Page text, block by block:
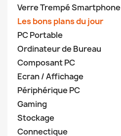
Verre Trempé Smartphone
Les bons plans du jour
PC Portable
Ordinateur de Bureau
Composant PC
Ecran / Affichage
Périphérique PC
Gaming
Stockage
Connectique